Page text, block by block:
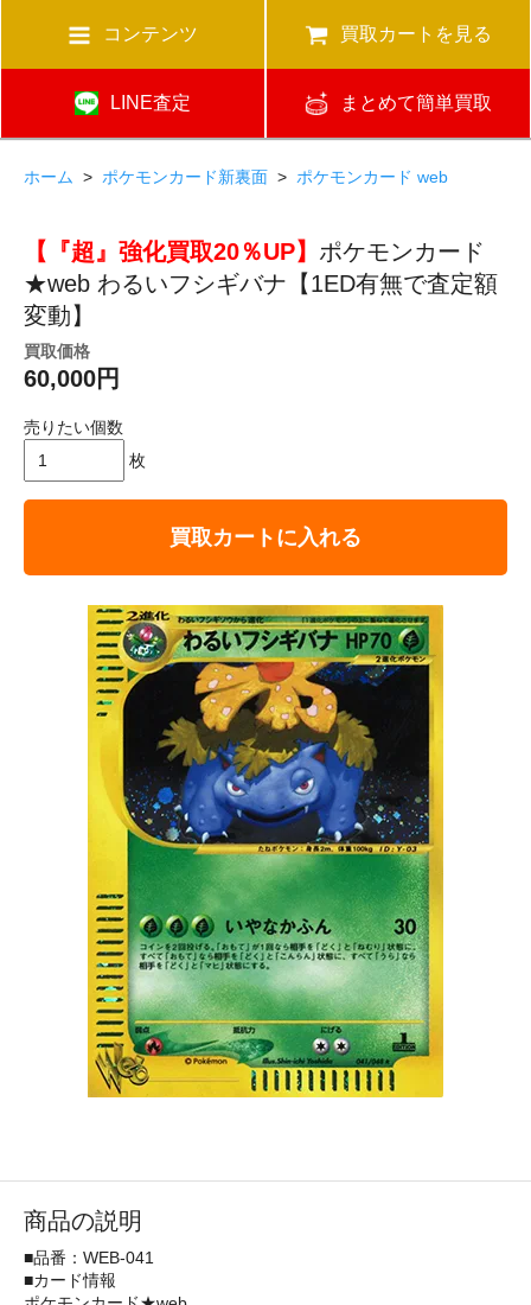
コンテンツ 買取カートを見る
LINE査定 まとめて簡単買取
ホーム > ポケモンカード新裏面 > ポケモンカード web
【『超』強化買取20％UP】 ポケモンカード
★web わるいフシギバナ【1ED有無で査定額
変動】
買取価格
60,000円
売りたい個数
枚
買取カートに入れる
商品の説明
■品番：WEB-041
■カード情報